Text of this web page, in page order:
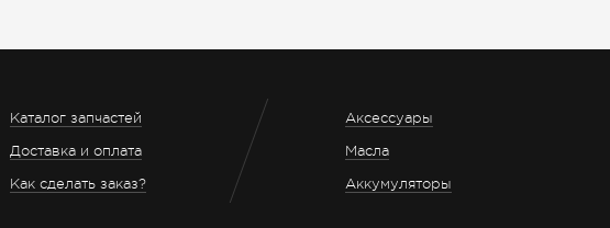
Каталог запчастей
Доставка и оплата
Как сделать заказ?
Аксессуары
Масла
Аккумуляторы